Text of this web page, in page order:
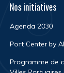
Nos initiatives
Agenda 2030
Port Center by
Programme de